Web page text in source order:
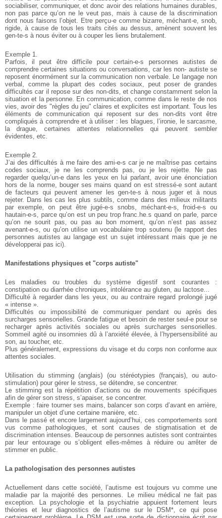
sociabiliser, communiquer, et donc avoir des relations humaines durables,
non pas parce qu’on ne le veut pas, mais à cause de la discrimination
dont nous faisons l’objet. Etre perçu-e comme bizarre, méchant-e, snob,
rigide, à cause de tous les traits cités au dessus, amènent souvent les
gen-te-s à nous éviter ou à couper les liens brutalement.
Exemple 1.
Parfois, il peut être difficile pour certain-e-s personnes autistes de
comprendre certaines situations ou conversations, car les non- autiste se
reposent énormément sur la communication non verbale. Le langage non
verbal, comme la plupart des codes sociaux, peut poser de grandes
difficultés car il repose sur des non-dits, et change constamment selon la
situation et la personne. En communication, comme dans le reste de nos
vies, avoir des "règles du jeu" claires et explicites est important. Tous les
éléments de communication qui reposent sur des non-dits vont être
compliqués à comprendre et à utiliser : les blagues, l’ironie, le sarcasme,
la drague, certaines attentes relationnelles qui peuvent sembler
évidentes, etc.
Exemple 2.
J’ai des difficultés à me faire des ami-e-s car je ne maîtrise pas certains
codes sociaux, je ne les comprends pas, ou je les rejette. Ne pas
regarder quelqu’un-e dans les yeux en lui parlant, avoir une énonciation
hors de la norme, bouger ses mains quand on est stressé-e sont autant
de facteurs qui peuvent amener les gen-te-s à nous juger et à nous
rejeter. Dans les cas les plus subtils, comme dans des milieux militants
par exemple, on peut être jugé-e-s snobs, méchant-e-s, froid-e-s ou
hautain-e-s, parce qu’on est un peu trop franc.he.s quand on parle, parce
qu’on ne sourit pas, ou pas au bon moment, qu’on n’est pas assez
avenant-e-s, ou qu’on utilise un vocabulaire trop soutenu (le rapport des
personnes autistes au langage est un sujet intéressant mais que je ne
développerai pas ici).
Manifestations physiques et "corps autiste"
Les maladies ou troubles du système digestif sont courantes :
constipation ou diarrhée chroniques, intolérance au gluten, au lactose...
Difficulté à regarder dans les yeux, ou au contraire regard prolongé jugé
« intense ».
Difficultés ou impossibilité de communiquer pendant ou après des
surcharges sensorielles. Grande fatigue et besoin de rester seul-e pour se
recharger après activités sociales ou après surcharges sensorielles.
Sommeil agité ou insomnies dû à l’anxiété élevée, à l’hypersensibilité au
son, au toucher, etc.
Plus généralement, expressions du visage et du corps non conforme aux
attentes sociales.
Utilisation du stimming (anglais) (ou stéréotypies (français), ou auto-
stimulation) pour gérer le stress, se détendre, se concentrer.
Le stimming est la répétition d’actions ou de mouvements spécifiques
afin de gérer son stress, s’apaiser, se concentrer.
Exemple : faire tourner ses mains, balancer son corps d’avant en arrière,
manipuler un objet d’une certaine manière, etc.
Dans le passé et encore largement aujourd’hui, ces comportements sont
vus comme pathologiques, et sont causes de stigmatisation et de
discrimination intenses. Beaucoup de personnes autistes sont contraintes
par leur entourage ou s’obligent elles-mêmes à réduire ou arrêter de
stimmer en public.
La pathologisation des personnes autistes
Actuellement dans cette société, l’autisme est toujours vu comme une
maladie par la majorité des personnes. Le milieu médical ne fait pas
exception. La psychologie et la psychiatrie appuient fortement leurs
théories et leur diagnostics de l’autisme sur le DSM*, ce qui pose